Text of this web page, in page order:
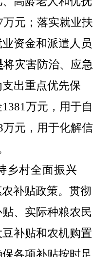
万元；落实就业扶
资金和派遣人员
将灾害防治、应急
出重点优先保
1381万元，用于自
万元，用于化解信
乡村全面振兴
补贴政策。贯彻
、实际种粮农民
补贴和农机购置
各项补贴按时足